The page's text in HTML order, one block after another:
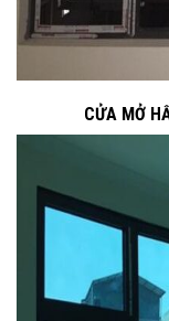
CỬA MỞ